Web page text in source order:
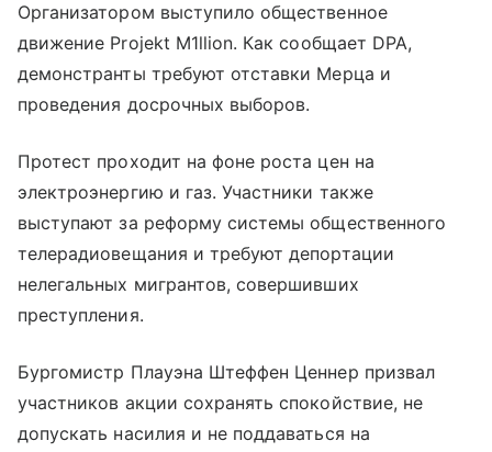
Организатором выступило общественное
движение Projekt M1llion. Как сообщает DPA,
демонстранты требуют отставки Мерца и
проведения досрочных выборов.
Протест проходит на фоне роста цен на
электроэнергию и газ. Участники также
выступают за реформу системы общественного
телерадиовещания и требуют депортации
нелегальных мигрантов, совершивших
преступления.
Бургомистр Плауэна Штеффен Ценнер призвал
участников акции сохранять спокойствие, не
допускать насилия и не поддаваться на